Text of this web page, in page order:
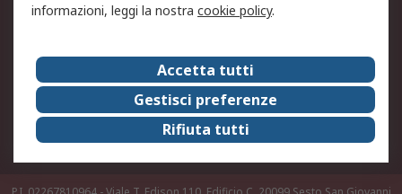
Chi Siamo
Chi Siamo
Contattaci
Supporto
ESG
Carriere
RS Group
Press Centre
Discovery: il Blog di RS
informazioni, leggi la nostra cookie policy.
Accetta tutti
Gestisci preferenze
Rifiuta tutti